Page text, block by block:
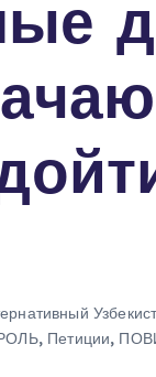
, Петиции,